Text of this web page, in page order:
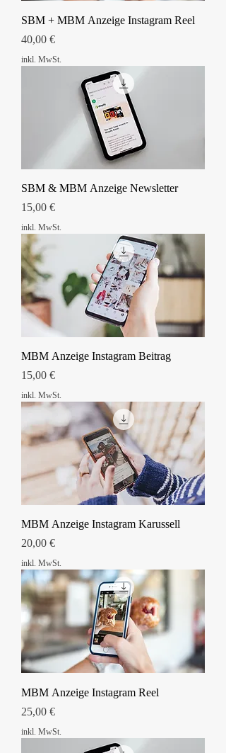
SBM + MBM Anzeige Instagram Reel
Preis
40,00 €
inkl. MwSt.
SBM & MBM Anzeige Newsletter
Preis
15,00 €
inkl. MwSt.
MBM Anzeige Instagram Beitrag
Preis
15,00 €
inkl. MwSt.
MBM Anzeige Instagram Karussell
Preis
20,00 €
inkl. MwSt.
MBM Anzeige Instagram Reel
Preis
25,00 €
inkl. MwSt.